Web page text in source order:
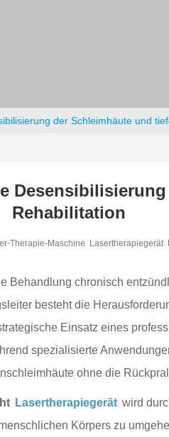
der Schleimhäute und
Rehabilitation
Therapie-Maschine Lasertherapiegerät
chronisch
besteht die
Einsatz eines
spezialisierte
ohne die
Lasertherapiegerät wird
Körpers zu